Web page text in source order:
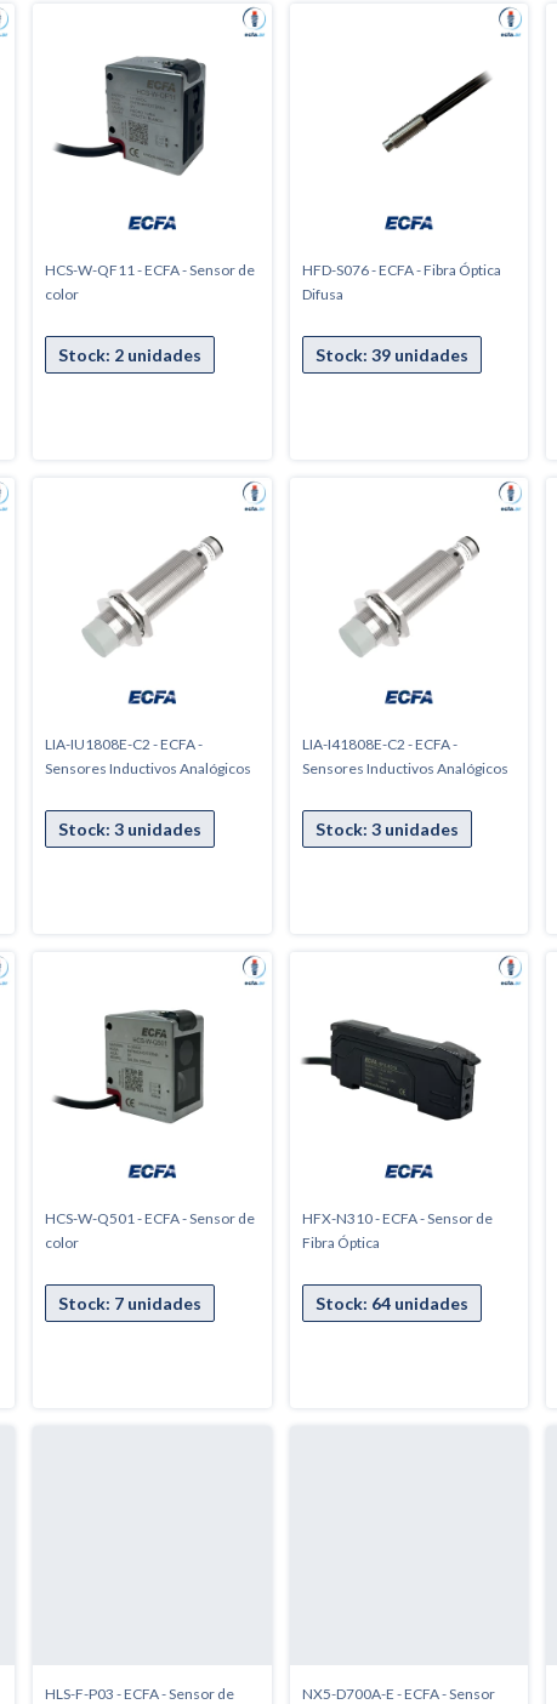
HCS-W-QF11 - ECFA - Sensor de
color
HFD-S076 - ECFA - Fibra Óptica
Difusa
LIA-IU1808E-C2 - ECFA -
Sensores Inductivos Analógicos
LIA-I41808E-C2 - ECFA -
Sensores Inductivos Analógicos
HCS-W-Q501 - ECFA - Sensor de
color
HFX-N310 - ECFA - Sensor de
Fibra Óptica
HLS-F-P03 - ECFA - Sensor de
NX5-D700A-E - ECFA - Sensor